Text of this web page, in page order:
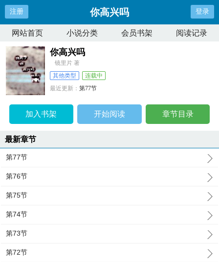
注册 你高兴吗 登录
网站首页 小说分类 会员书架 阅读记录
你高兴吗
镜里片 著
其他类型
连载中
最近更新：第77节
加入书架 开始阅读 章节目录
最新章节
第77节
第76节
第75节
第74节
第73节
第72节